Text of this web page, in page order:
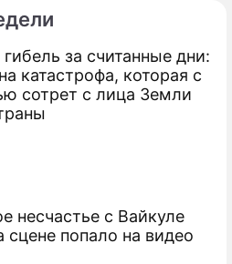
за считанные дни:
катастрофа, которая с
сотрет с лица Земли
несчастье с Вайкуле
сцене попало на видео
могут
могут